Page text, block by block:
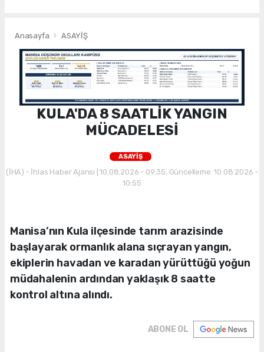
Anasayfa ASAYİŞ
KULA'DA 8 SAATLİK YANGIN
MÜCADELESİ
ASAYİŞ
(İHA) - İhlas Haber Ajansı | 10.08.2026 - 09:35, Güncelleme: 10.08.2026 -
10:55
Manisa’nın Kula ilçesinde tarım arazisinde
başlayarak ormanlık alana sıçrayan yangın,
ekiplerin havadan ve karadan yürüttüğü yoğun
müdahalenin ardından yaklaşık 8 saatte
kontrol altına alındı.
ABONE OL